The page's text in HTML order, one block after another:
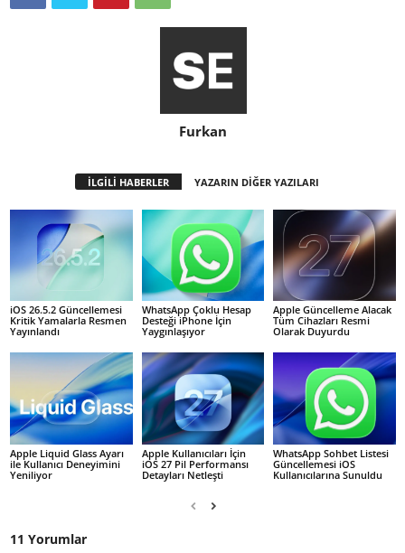
Furkan
İLGİLİ HABERLER YAZARIN DİĞER YAZILARI
iOS 26.5.2 Güncellemesi
Kritik Yamalarla Resmen
Yayınlandı
WhatsApp Çoklu Hesap
Desteği iPhone İçin
Yaygınlaşıyor
Apple Güncelleme Alacak
Tüm Cihazları Resmi
Olarak Duyurdu
Apple Liquid Glass Ayarı
ile Kullanıcı Deneyimini
Yeniliyor
Apple Kullanıcıları İçin
iOS 27 Pil Performansı
Detayları Netleşti
WhatsApp Sohbet Listesi
Güncellemesi iOS
Kullanıcılarına Sunuldu
11 Yorumlar